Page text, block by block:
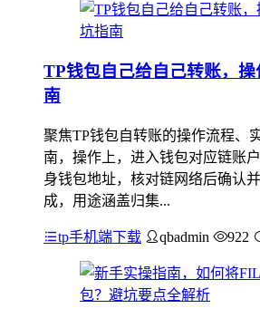
TP钱包自己给自己转账，
南
聚焦TP钱包自转账的操作流程、
南，操作上，进入钱包对应链账
身钱包地址，核对链网络后确认
成，用途涵盖归集...
tp手机端下载 qbadmin 922